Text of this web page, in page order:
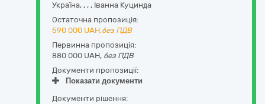
Україна, , , , Іванна Куцинда
Остаточна пропозиція:
590 000 UAH,без ПДВ
Первинна пропозиція:
880 000 UAH, без ПДВ
Документи пропозиції:
Показати документи
Документи рішення: